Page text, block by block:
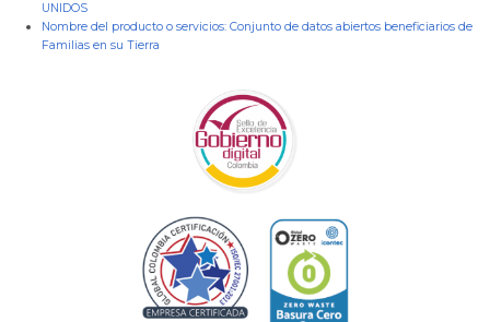
UNIDOS
Nombre del producto o servicios: Conjunto de datos abiertos beneficiarios de
Familias en su Tierra